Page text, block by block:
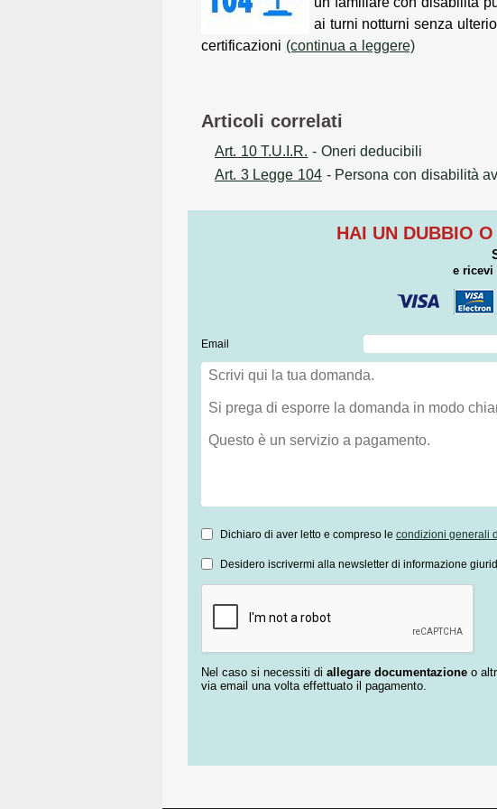
ai turni notturni senza
certificazioni (continua a leggere)
Articoli correlati
Art. 10 T.U.I.R. - Oneri deducibili
Art. 3 Legge 104 - Persona con disabilità
HAI UN DUBBIO
e ricevi
Email
Dichiaro di aver letto e compreso le condizioni generali
Desidero iscrivermi alla newsletter di informazione
Nel caso si necessiti di allegare documentazione o
via email una volta effettuato il pagamento.